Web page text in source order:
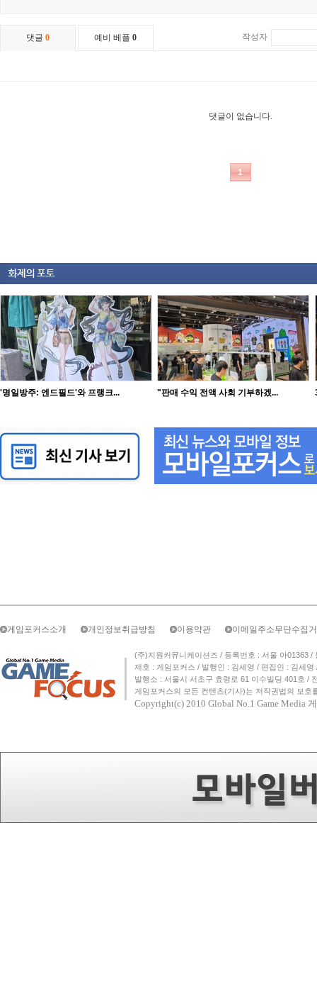
'명일방주: 엔드필드'와 프랭크... "판매 수익 전액 사회 기부하겠...
게임포커스소개 개인정보취급방침 이용약관 이메일주소무단수집
(주)지원커뮤니케이션즈 / 등록번호 : 서울 아01363
제호 : 게임포커스 / 발행인 : 김세영 / 편집인 : 김세
발행소 : 서울시 서초구 효령로 61 이수빌딩 401호 /
게임포커스의 모든 컨텐츠(기사)는 저작권법의 보
Copyright(c) 2010 Global No.1 Game Media